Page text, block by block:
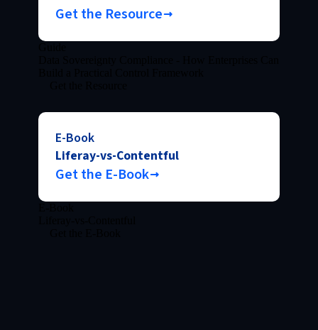
Get the Resource
E-Book
Liferay-vs-Contentful
Get the E-Book